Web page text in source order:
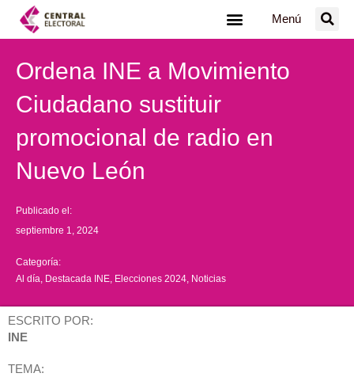
Menú
Ordena INE a Movimiento
Ciudadano sustituir
promocional de radio en
Nuevo León
Publicado el:
septiembre 1, 2024
Categoría:
Al día Destacada INE Elecciones 2024 Noticias
ESCRITO POR:
INE
TEMA: